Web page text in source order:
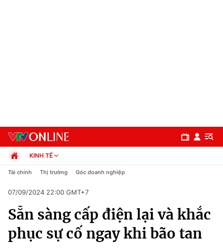
Chuyên mục
Chính trị
KINH TẾ
Chính trị
Pháp luật
Kinh tế
Thể thao
Truyền hình
Tài chính Thị trường Góc doanh nghiệp
07/09/2024 22:00 GMT+7
Sẵn sàng cấp điện lại và khắc
phục sự cố ngay khi bão tan